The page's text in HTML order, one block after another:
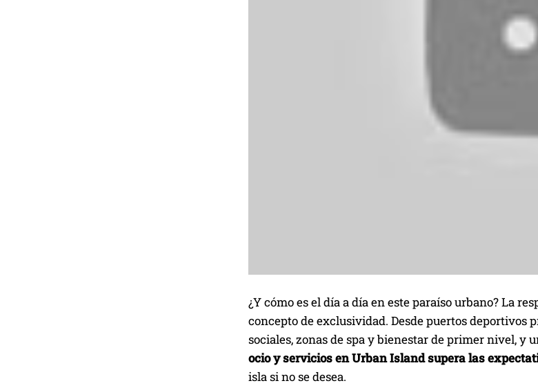
¿Y cómo es el día a día en este paraíso urbano? La
concepto de exclusividad. Desde puertos deportivos
sociales, zonas de spa y bienestar de primer nivel, y
ocio y servicios en Urban Island supera las
isla si no se desea.